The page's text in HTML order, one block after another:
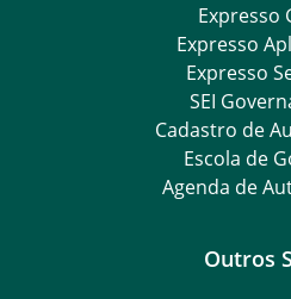
Expresso
Expresso
Expresso
SEI
Cadastro de
Escola de
Agenda de
Outros